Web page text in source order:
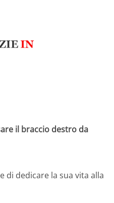
il braccio destro da
di dedicare la sua vita alla